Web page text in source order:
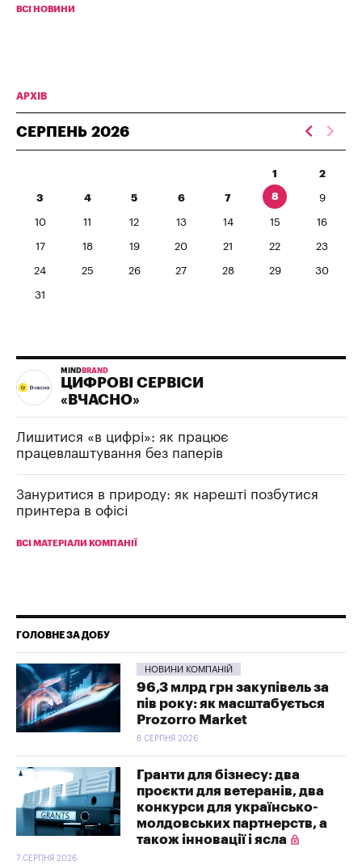
ВСІ НОВИНИ
АРХІВ
СЕРПЕНЬ 2026
1 2
3 4 5 6 7 8 9
10 11 12 13 14 15 16
17 18 19 20 21 22 23
24 25 26 27 28 29 30
31
MIND BRAND
ЦИФРОВІ СЕРВІСИ
«ВЧАСНО»
Лишитися «в цифрі»: як працює
працевлаштування без паперів
Зануритися в природу: як нарешті позбутися
принтера в офісі
ВСІ МАТЕРІАЛИ КОМПАНІЇ
ГОЛОВНЕ ЗА ДОБУ
НОВИНИ КОМПАНІЙ
96,3 млрд грн закупівель за
пів року: як масштабується
Prozorro Market
8 СЕРПНЯ 2026
Гранти для бізнесу: два
проєкти для ветеранів, два
конкурси для українсько-
молдовських партнерств, а
також інновації і ясла
7 СЕРПНЯ 2026